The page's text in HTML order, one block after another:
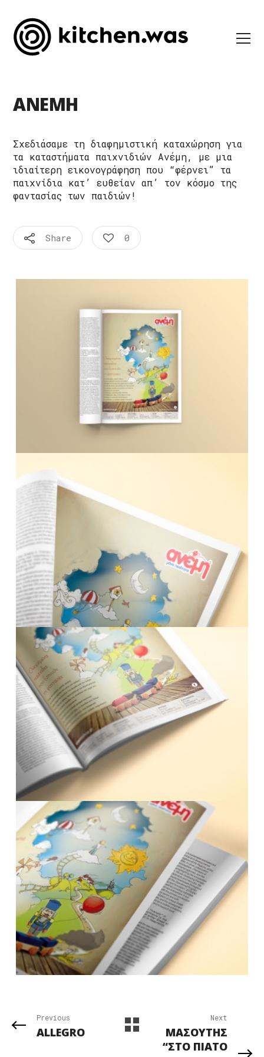
ΑΝΕΜΗ
Σχεδιάσαμε τη διαφημιστική καταχώρηση για
τα καταστήματα παιχνιδιών Ανέμη, με μια
ιδιαίτερη εικονογράφηση που “φέρνει” τα
παιχνίδια κατ’ ευθείαν απ’ τον κόσμο της
φαντασίας των παιδιών!
Share 0
Previous
ALLEGRO
Next
ΜΑΣΟΥΤΗΣ
“ΣΤΟ ΠΙΑΤΟ